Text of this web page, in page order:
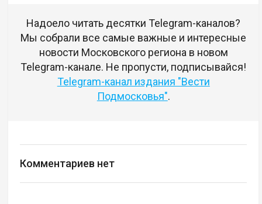
Надоело читать десятки Telegram-каналов?
Мы собрали все самые важные и интересные
новости Московского региона в новом
Telegram-канале. Не пропусти, подписывайся!
Telegram-канал издания "Вести
Подмосковья".
Комментариев нет